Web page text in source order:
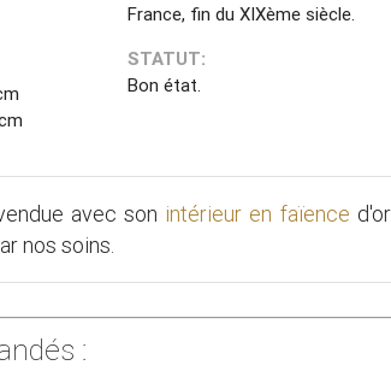
France, fin du XIXème siècle.
STATUT:
Bon état.
avec son intérieur en faïence
nos soins.
: